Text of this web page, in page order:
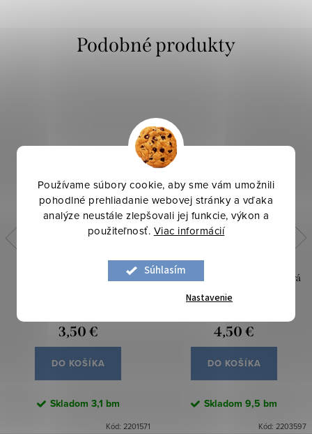
Používame súbory cookie, aby sme vám umožnili
pohodlné prehliadanie webovej stránky a vďaka
analýze neustále zlepšovali jej funkcie, výkon a
použiteľnosť. Viac informácií
Súhlasím
Nastavenie
Šifón multi - Červená svetlá
3,50 €
DO KOŠÍKA
Skladom 3,1 bm
Kód: 2201571
Šifón dvojtón - Oranžová tmavá
4,50 €
DO KOŠÍKA
Skladom 9,5 bm
Kód: 2203597